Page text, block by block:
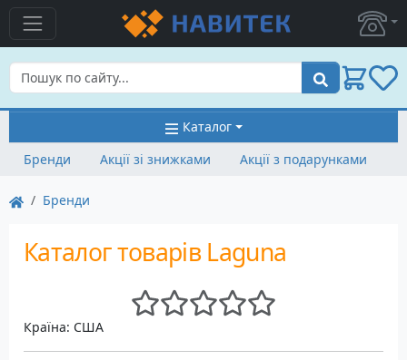
Пошук
Каталог
Бренди
Акції зі знижками Акції з подарунками
Бренди
Каталог товарів Laguna
Країна: США